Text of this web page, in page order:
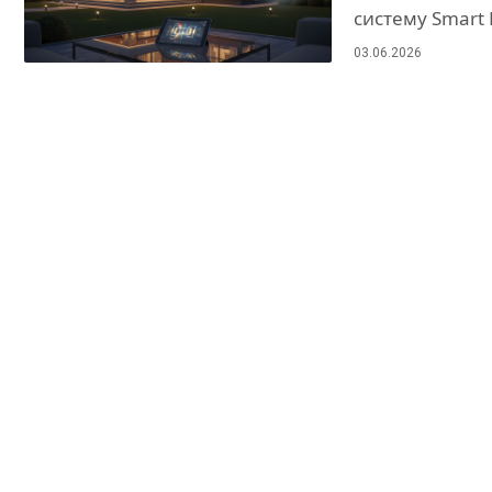
систему Smart
03.06.2026